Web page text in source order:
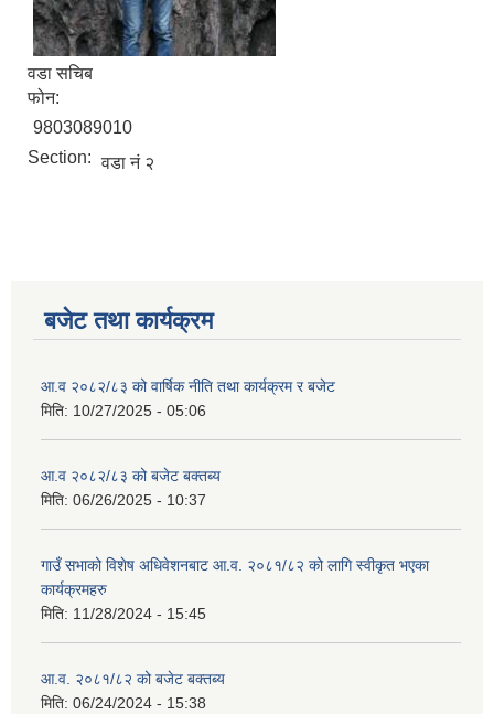
वडा सचिब
फोन:
9803089010
Section: वडा नं २
बजेट तथा कार्यक्रम
आ.व २०८२/८३ को वार्षिक नीति तथा कार्यक्रम र बजेट
मिति: 10/27/2025 - 05:06
आ.व २०८२/८३ को बजेट बक्तब्य
मिति: 06/26/2025 - 10:37
गाउँ सभाको विशेष अधिवेशनबाट आ.व. २०८१/८२ को लागि स्वीकृत भएका
कार्यक्रमहरु
मिति: 11/28/2024 - 15:45
आ.व. २०८१/८२ को बजेट बक्तब्य
मिति: 06/24/2024 - 15:38